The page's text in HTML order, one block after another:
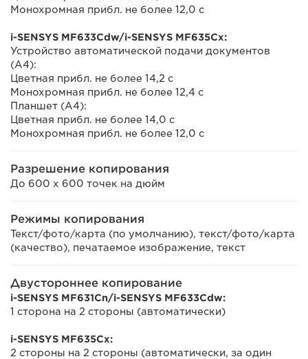
Монохромная прибл. не более 12,0 с
i-SENSYS MF633Cdw/i-SENSYS MF635Cx:
Устройство автоматической подачи документов
(A4):
Цветная прибл. не более 14,2 с
Монохромная прибл. не более 12,4 с
Планшет (A4):
Цветная прибл. не более 14,0 с
Монохромная прибл. не более 12,0 с
Разрешение копирования
До 600 x 600 точек на дюйм
Режимы копирования
Текст/фото/карта (по умолчанию), текст/фото/карта
(качество), печатаемое изображение, текст
Двустороннее копирование
i-SENSYS MF631Cn/i-SENSYS MF633Cdw:
1 сторона на 2 стороны (автоматически)
i-SENSYS MF635Cx:
2 стороны на 2 стороны (автоматически, за один